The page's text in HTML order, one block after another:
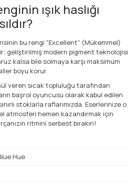
ışık haslığı
bu rengi "Excellent" (Mükemmel)
geliştirilmiş modern pigment teknolojisi
kalsa bile solmaya karşı maksimum
boyu korur.
veren sıcak topluluğu tarafından
başrol oyuncusu olarak kabul edilen
stoklarla raflarımızda. Eserlerinize o
atmosferi hemen kazandırmak için
ritmini serbest bırakın!
Hue